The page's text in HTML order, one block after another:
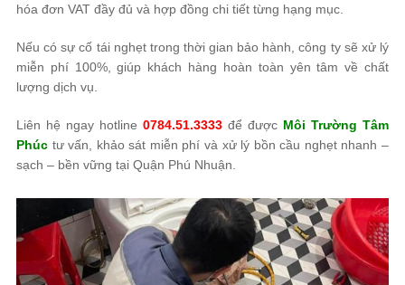
hóa đơn VAT đầy đủ và hợp đồng chi tiết từng hạng mục.
Nếu có sự cố tái nghẹt trong thời gian bảo hành, công ty sẽ xử lý
miễn phí 100%, giúp khách hàng hoàn toàn yên tâm về chất
lượng dịch vụ.
Liên hệ ngay hotline 0784.51.3333 để được Môi Trường Tâm
Phúc tư vấn, khảo sát miễn phí và xử lý bồn cầu nghẹt nhanh –
sạch – bền vững tại Quận Phú Nhuận.